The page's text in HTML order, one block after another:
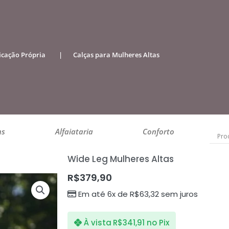
Própria | Calças para Mulheres Altas
Alfaiataria Conforto
Wide Leg Mulheres Altas
R$379,90
Em até 6x de R$63,32sem juros
À vista R$341,91 no Pix